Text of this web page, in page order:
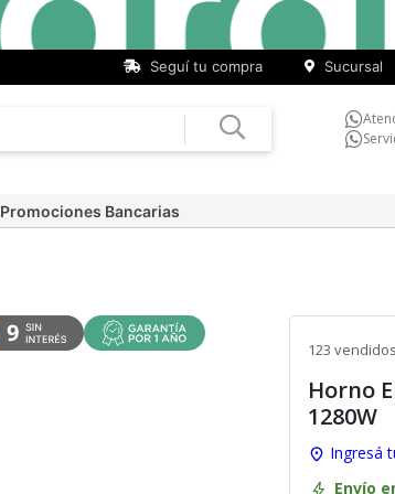
Seguí tu compra Sucursal
Promociones Bancarias
123 vendidos
Horno
1280W
Ingresá
Envío